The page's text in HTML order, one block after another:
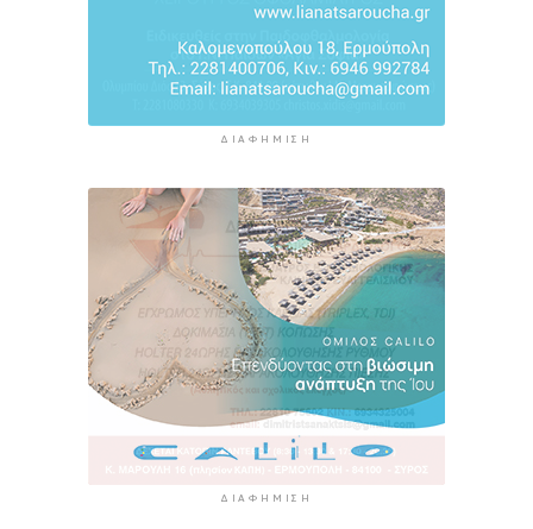
ΔΙΑΦΉΜΙΣΗ
ΔΙΑΦΉΜΙΣΗ